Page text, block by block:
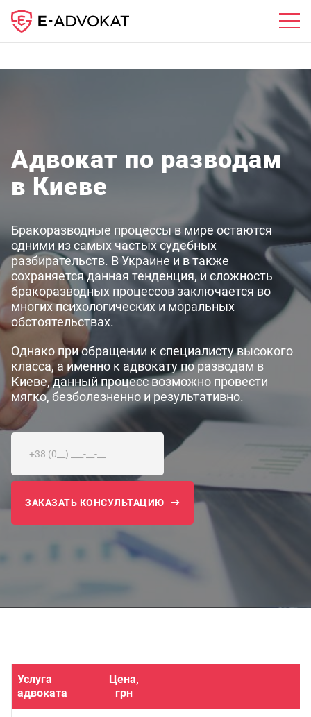
Адвокат по разводам
в Киеве
Бракоразводные процессы в мире остаются
одними из самых частых судебных
разбирательств. В Украине и в также
сохраняется данная тенденция, и сложность
бракоразводных процессов заключается во
многих психологических и моральных
обстоятельствах.
Однако при обращении к специалисту высокого
класса, а именно к адвокату по разводам в
Киеве, данный процесс возможно провести
мягко, безболезненно и результативно.
ЗАКАЗАТЬ КОНСУЛЬТАЦИЮ
Услуга
адвоката
Цена,
грн